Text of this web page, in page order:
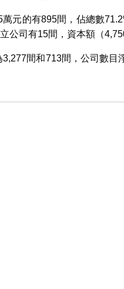
元的有895間，佔總數
公司有15間，資本額（
間和713間，公司數目